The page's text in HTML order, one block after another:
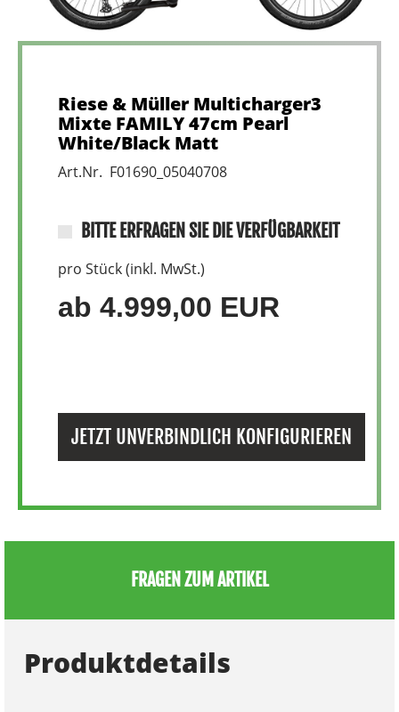
Riese & Müller Multicharger3
Mixte FAMILY 47cm Pearl
White/Black Matt
Art.Nr. F01690_05040708
BITTE ERFRAGEN SIE DIE VERFÜGBARKEIT
pro Stück (inkl. MwSt.)
ab 4.999,00 EUR
JETZT UNVERBINDLICH KONFIGURIEREN
FRAGEN ZUM ARTIKEL
Produktdetails